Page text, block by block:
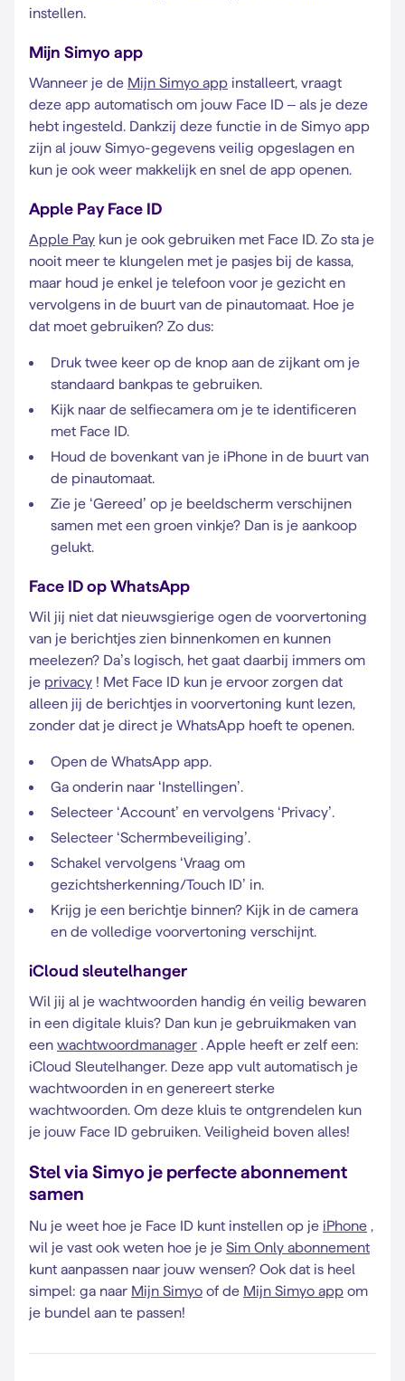
instellen.
Mijn Simyo app
Wanneer je de Mijn Simyo app installeert, vraagt
deze app automatisch om jouw Face ID – als je deze
hebt ingesteld. Dankzij deze functie in de Simyo app
zijn al jouw Simyo-gegevens veilig opgeslagen en
kun je ook weer makkelijk en snel de app openen.
Apple Pay Face ID
Apple Pay kun je ook gebruiken met Face ID. Zo sta je
nooit meer te klungelen met je pasjes bij de kassa,
maar houd je enkel je telefoon voor je gezicht en
vervolgens in de buurt van de pinautomaat. Hoe je
dat moet gebruiken? Zo dus:
Druk twee keer op de knop aan de zijkant om je
standaard bankpas te gebruiken.
Kijk naar de selfiecamera om je te identificeren
met Face ID.
Houd de bovenkant van je iPhone in de buurt van
de pinautomaat.
Zie je ‘Gereed’ op je beeldscherm verschijnen
samen met een groen vinkje? Dan is je aankoop
gelukt.
Face ID op WhatsApp
Wil jij niet dat nieuwsgierige ogen de voorvertoning
van je berichtjes zien binnenkomen en kunnen
meelezen? Da’s logisch, het gaat daarbij immers om
je privacy ! Met Face ID kun je ervoor zorgen dat
alleen jij de berichtjes in voorvertoning kunt lezen,
zonder dat je direct je WhatsApp hoeft te openen.
Open de WhatsApp app.
Ga onderin naar ‘Instellingen’.
Selecteer ‘Account’ en vervolgens ‘Privacy’.
Selecteer ‘Schermbeveiliging’.
Schakel vervolgens ‘Vraag om
gezichtsherkenning/Touch ID’ in.
Krijg je een berichtje binnen? Kijk in de camera
en de volledige voorvertoning verschijnt.
iCloud sleutelhanger
Wil jij al je wachtwoorden handig én veilig bewaren
in een digitale kluis? Dan kun je gebruikmaken van
een wachtwoordmanager . Apple heeft er zelf een:
iCloud Sleutelhanger. Deze app vult automatisch je
wachtwoorden in en genereert sterke
wachtwoorden. Om deze kluis te ontgrendelen kun
je jouw Face ID gebruiken. Veiligheid boven alles!
Stel via Simyo je perfecte abonnement
samen
Nu je weet hoe je Face ID kunt instellen op je iPhone ,
wil je vast ook weten hoe je je Sim Only abonnement
kunt aanpassen naar jouw wensen? Ook dat is heel
simpel: ga naar Mijn Simyo of de Mijn Simyo app om
je bundel aan te passen!